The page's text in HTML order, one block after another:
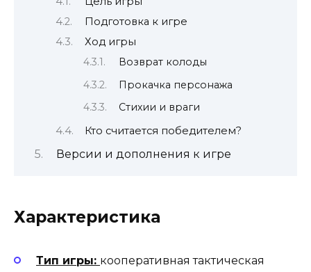
Подготовка к игре
Ход игры
Возврат колоды
Прокачка персонажа
Стихии и враги
Кто считается победителем?
Версии и дополнения к игре
Характеристика
Тип игры: кооперативная тактическая